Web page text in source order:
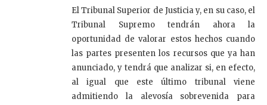
El Tribunal Superior de Justicia y, en su caso, el
Tribunal Supremo tendrán ahora la
oportunidad de valorar estos hechos cuando
las partes presenten los recursos que ya han
anunciado, y tendrá que analizar si, en efecto,
al igual que este último tribunal viene
admitiendo la alevosía sobrevenida para